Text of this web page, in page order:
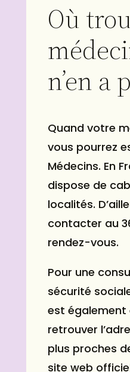
Où
n’en a
Quand votre
vous pourrez
Médecins. En
dispose de
localités.
contacter au
rendez-vous.
Pour une
sécurité
est également
retrouver
plus proches
site web